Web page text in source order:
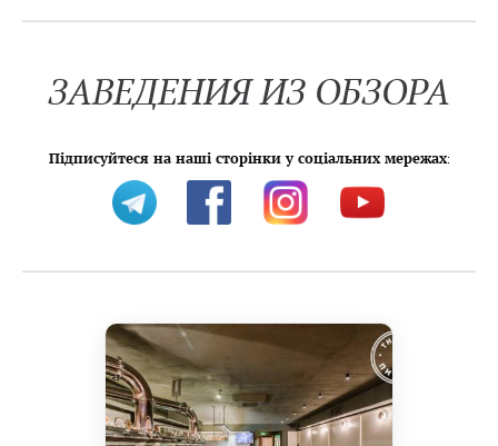
ЗАВЕДЕНИЯ ИЗ ОБЗОРА
Підписуйтеся на наші сторінки у соціальних мережах: